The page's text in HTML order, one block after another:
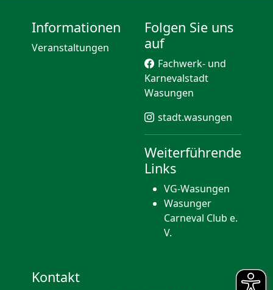
Informationen
Veranstaltungen
Folgen Sie uns
auf
Fachwerk- und
Karnevalstadt
Wasungen
stadt.wasungen
Weiterführende
Links
VG-Wasungen
Wasunger
Carneval Club e.
V.
Kontakt